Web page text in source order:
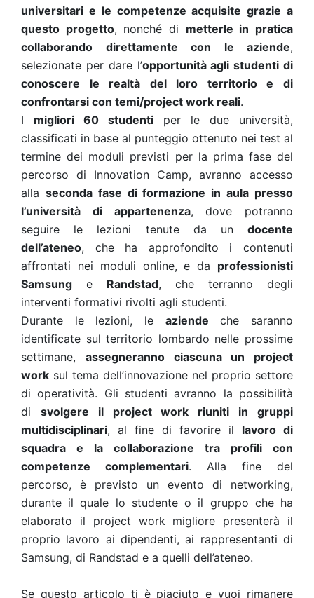
universitari e le competenze acquisite grazie a
questo progetto, nonché di metterle in pratica
collaborando direttamente con le aziende,
selezionate per dare l’opportunità agli studenti di
conoscere le realtà del loro territorio e di
confrontarsi con temi/project work reali.
I
migliori 60 studenti
per le due università,
classificati in base al punteggio ottenuto nei test al
termine dei moduli previsti per la prima fase del
percorso di Innovation Camp, avranno accesso
alla seconda fase di formazione in aula presso
l’università di appartenenza, dove potranno
seguire le lezioni tenute da un
docente
dell’ateneo, che ha approfondito i contenuti
affrontati nei moduli online, e da professionisti
Samsung
e Randstad, che terranno degli
interventi formativi rivolti agli studenti.
Durante le lezioni, le
aziende
che saranno
identificate sul territorio lombardo nelle prossime
settimane,
assegneranno ciascuna un project
work sul tema dell’innovazione nel proprio settore
di operatività. Gli studenti avranno la possibilità
di
svolgere il project work riuniti in gruppi
multidisciplinari, al fine di favorire il
lavoro di
squadra e la collaborazione tra profili con
competenze complementari. Alla fine del
percorso, è previsto un evento di networking,
durante il quale lo studente o il gruppo che ha
elaborato il project work migliore presenterà il
proprio lavoro ai dipendenti, ai rappresentanti di
Samsung, di Randstad e a quelli dell’ateneo.
Se questo articolo ti è piaciuto e vuoi rimanere